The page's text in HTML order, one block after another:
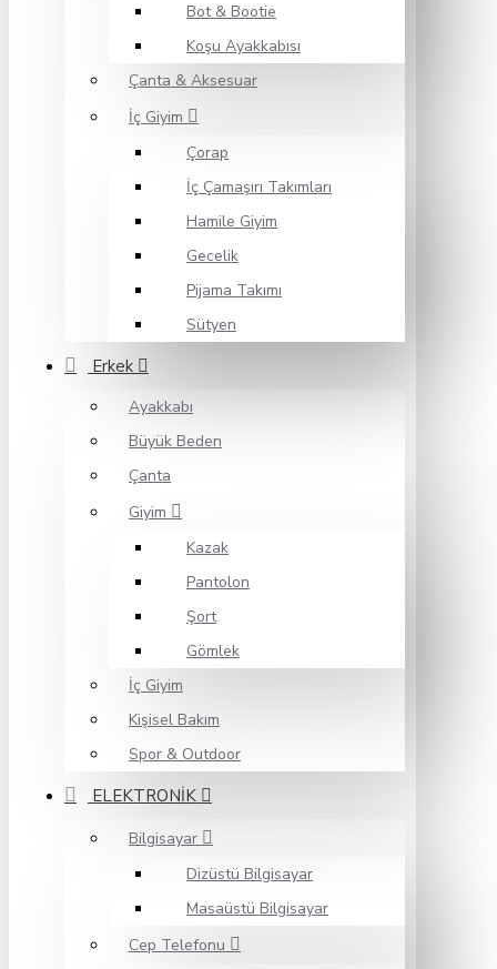
Bot & Bootie
Koşu Ayakkabısı
Çanta & Aksesuar
İç Giyim
Çorap
İç Çamaşırı Takımları
Hamile Giyim
Gecelik
Pijama Takımı
Sütyen
Erkek
Ayakkabı
Büyük Beden
Çanta
Giyim
Kazak
Pantolon
Şort
Gömlek
İç Giyim
Kişisel Bakım
Spor & Outdoor
ELEKTRONİK
Bilgisayar
Dizüstü Bilgisayar
Masaüstü Bilgisayar
Cep Telefonu